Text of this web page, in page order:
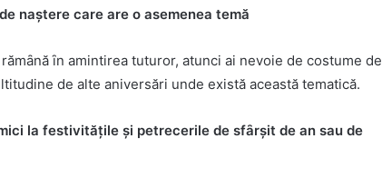
naștere care are o asemenea temӑ
ȋn amintirea tuturor, atunci ai nevoie de costume de
de alte aniversӑri unde existӑ aceastӑ tematicӑ.
la festivitӑțile și petrecerile de sfȃrșit de an sau de